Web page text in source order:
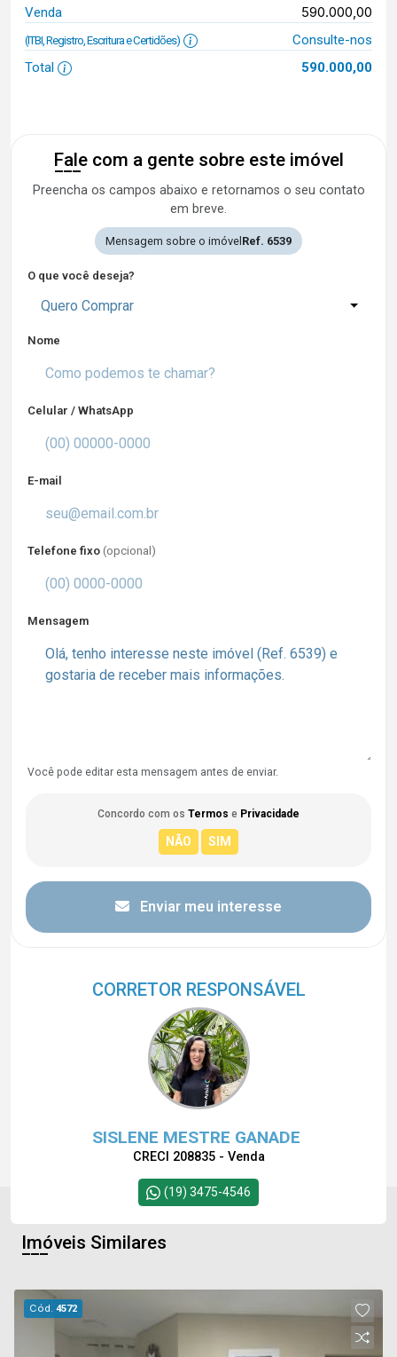
Venda 590.000,00
(ITBI, Registro, Escritura e Certidões)
Consulte-nos
Total
590.000,00
Fale com a gente sobre este imóvel
Preencha os campos abaixo e retornamos o seu contato
em breve.
Mensagem sobre o imóvel Ref. 6539
O que você deseja?
Quero Comprar
Nome
Celular / WhatsApp
E-mail
Telefone fixo (opcional)
Mensagem
Você pode editar esta mensagem antes de enviar.
Concordo com os Termos e Privacidade
Enviar meu interesse
CORRETOR RESPONSÁVEL
SISLENE MESTRE GANADE
CRECI 208835 - Venda
(19) 3475-4546
Imóveis Similares
Cód.4572